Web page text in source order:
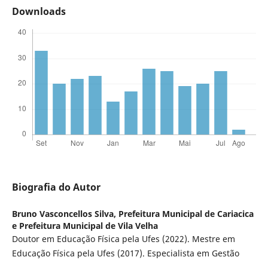
Downloads
Biografia do Autor
Bruno Vasconcellos Silva, Prefeitura Municipal de Cariacica
e Prefeitura Municipal de Vila Velha
Doutor em Educação Física pela Ufes (2022). Mestre em
Educação Física pela Ufes (2017). Especialista em Gestão